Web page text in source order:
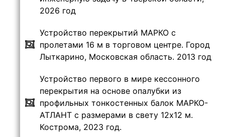
2026 год
Устройство перекрытий МАРКО с
пролетами 16 м в торговом центре. Город
Лыткарино, Московская область. 2013 год
Устройство первого в мире кессонного
перекрытия на основе опалубки из
профильных тонкостенных балок МАРКО-
АТЛАНТ с размерами в свету 12х12 м.
Кострома, 2023 год.